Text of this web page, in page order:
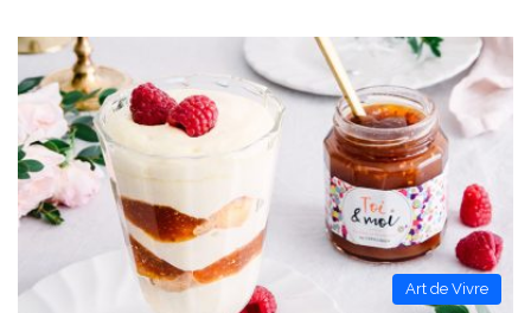
Art de Vivre